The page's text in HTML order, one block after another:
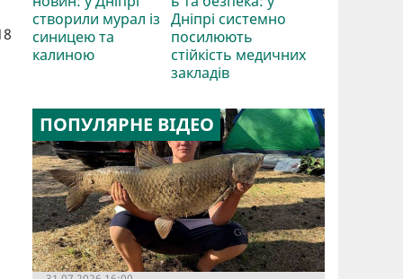
створили мурал із
синицею та
калиною
Дніпрі системно
посилюють
стійкість медичних
закладів
ПОПУЛЯРНЕ ВІДЕО